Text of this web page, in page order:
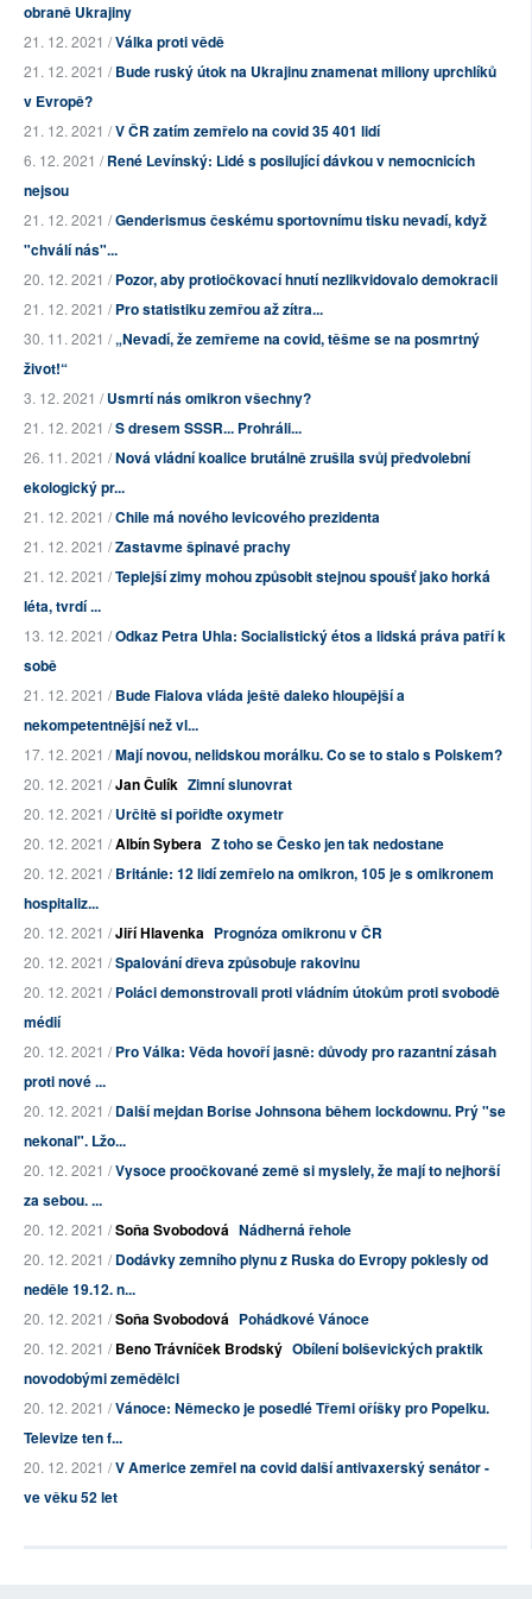
obraně Ukrajiny
21. 12. 2021 /Válka proti vědě
21. 12. 2021 /Bude ruský útok na Ukrajinu znamenat miliony uprchlíků
v Evropě?
21. 12. 2021 /V ČR zatím zemřelo na covid 35 401 lidí
6. 12. 2021 /René Levínský: Lidé s posilující dávkou v nemocnicích
nejsou
21. 12. 2021 /Genderismus českému sportovnímu tisku nevadí, když
"chválí nás"...
20. 12. 2021 /Pozor, aby protiočkovací hnutí nezlikvidovalo demokracii
21. 12. 2021 /Pro statistiku zemřou až zítra...
30. 11. 2021 /„Nevadí, že zemřeme na covid, těšme se na posmrtný
život!“
3. 12. 2021 /Usmrtí nás omikron všechny?
21. 12. 2021 /S dresem SSSR... Prohráli...
26. 11. 2021 /Nová vládní koalice brutálně zrušila svůj předvolební
ekologický pr...
21. 12. 2021 /Chile má nového levicového prezidenta
21. 12. 2021 /Zastavme špinavé prachy
21. 12. 2021 /Teplejší zimy mohou způsobit stejnou spoušť jako horká
léta, tvrdí ...
13. 12. 2021 /Odkaz Petra Uhla: Socialistický étos a lidská práva patří k
sobě
21. 12. 2021 /Bude Fialova vláda ještě daleko hloupější a
nekompetentnější než vl...
17. 12. 2021 /Mají novou, nelidskou morálku. Co se to stalo s Polskem?
20. 12. 2021 /Jan Čulík Zimní slunovrat
20. 12. 2021 /Určitě si pořiďte oxymetr
20. 12. 2021 /Albín Sybera Z toho se Česko jen tak nedostane
20. 12. 2021 /Británie: 12 lidí zemřelo na omikron, 105 je s omikronem
hospitaliz...
20. 12. 2021 /Jiří Hlavenka Prognóza omikronu v ČR
20. 12. 2021 /Spalování dřeva způsobuje rakovinu
20. 12. 2021 /Poláci demonstrovali proti vládním útokům proti svobodě
médií
20. 12. 2021 /Pro Válka: Věda hovoří jasně: důvody pro razantní zásah
proti nové ...
20. 12. 2021 /Další mejdan Borise Johnsona během lockdownu. Prý "se
nekonal". Lžo...
20. 12. 2021 /Vysoce proočkované země si myslely, že mají to nejhorší
za sebou. ...
20. 12. 2021 /Soňa Svobodová Nádherná řehole
20. 12. 2021 /Dodávky zemního plynu z Ruska do Evropy poklesly od
neděle 19.12. n...
20. 12. 2021 /Soňa Svobodová Pohádkové Vánoce
20. 12. 2021 /Beno Trávníček Brodský Obílení bolševických praktik
novodobými zemědělci
20. 12. 2021 /Vánoce: Německo je posedlé Třemi oříšky pro Popelku.
Televize ten f...
20. 12. 2021 /V Americe zemřel na covid další antivaxerský senátor -
ve věku 52 let